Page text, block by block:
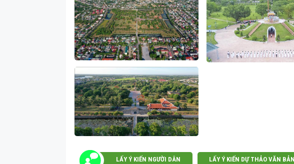
LẤY Ý KIẾN NGƯỜI DÂN LẤY Ý KIẾN DỰ THẢO VĂN BẢN